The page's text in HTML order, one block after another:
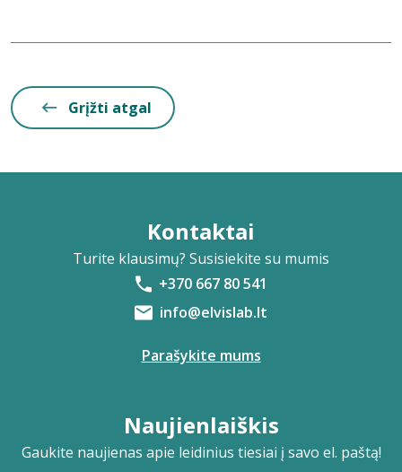
Grįžti atgal
Kontaktai
Turite klausimų? Susisiekite su mumis
+370 667 80 541
info@elvislab.lt
Parašykite mums
Naujienlaiškis
Gaukite naujienas apie leidinius tiesiai į savo el. paštą!